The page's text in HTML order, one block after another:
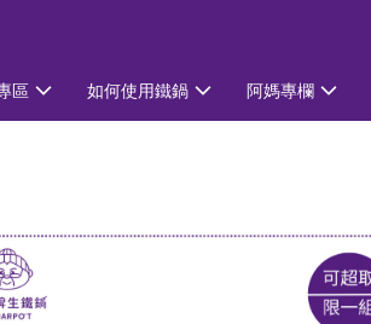
區 如何使用鐵鍋 阿媽專欄